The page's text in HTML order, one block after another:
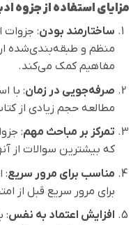
مزایای استفاده از جزوه
ساختارمند بودن: جزوات
منظم و طبقه‌بندی‌شده
مفاهیم کمک می‌کند.
صرفه‌جویی در زمان: با
مطالعه حجم زیادی از
تمرکز بر مباحث مهم:
که بیشترین سوالات از
مناسب برای مرور سریع:
برای مرور سریع قبل از
افزایش اعتماد به نفس: